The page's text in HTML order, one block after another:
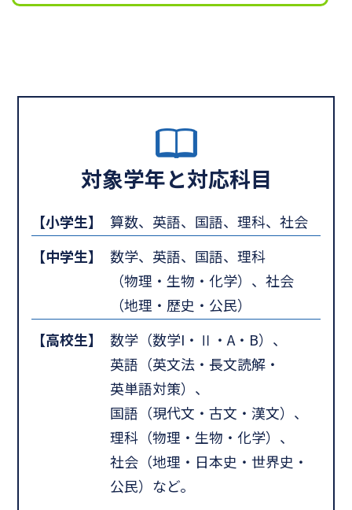
対象学年と対応科目
【小学生】
算数、英語、国語、理科、社会
【中学生】
数学、英語、国語、理科
（物理・生物・化学）、社会
（地理・歴史・公民）
【高校生】
数学（数学I・Ⅱ・A・B）、
英語（英文法・長文読解・
英単語対策）、
国語（現代文・古文・漢文）、
理科（物理・生物・化学）、
社会（地理・日本史・世界史・
公民）など。